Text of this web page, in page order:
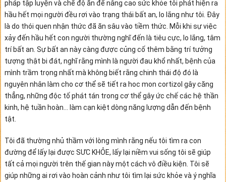
pháp tập luyện và chế độ ăn để nâng cao sức khỏe tôi phát hiện ra
hầu hết mọi người đều rơi vào trạng thái bất an, lo lắng như tôi. Đây
là do thói quen nhận thức đã ăn sâu vào tiềm thức. Mỗi khi sự việc
xảy đến hầu hết con người thường nghĩ đến là tiêu cực, lo lắng, tâm
trí bất an. Sự bất an này càng được củng cố thêm bằng trí tưởng
tượng thật bi đát, nghĩ rằng mình là người đau khổ nhất, bệnh của
mình trầm trọng nhất mà không biết rằng chinh thái độ đó là
nguyên nhân làm cho cơ thể sẽ tiết ra hoc mon cortizol gây căng
thẳng, những độc tố phát tán trong cơ thể gây ức chế các hệ thần
kinh, hệ tuần hoàn… làm cạn kiệt dòng năng lượng dẫn đến bệnh
tật.
Tôi đã thường nhủ thầm với lòng mình rằng nếu tôi tìm ra con
đường để lấy lại được SƯC KHỎE, lấy lại niềm vui sống tôi sẽ giúp
tất cả mọi người trên thế gian này một cách vô điều kiện. Tôi sẽ
giúp những ai rơi vào hoàn cảnh như tôi tìm lại sức khỏe và ý nghĩa